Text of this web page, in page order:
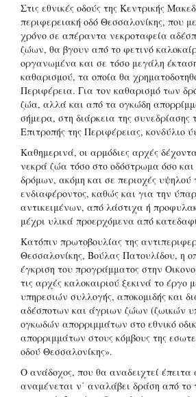
Στις εθνικές οδούς της Κεντρικής
περιφερειακή οδό Θεσσαλονίκης, που
χρόνο σε απέραντα νεκροταφεία
ζώων, θα βγουν από το φετινό
οργανωμένα και σε τόσο μεγάλη
καθαρισμού, τα οποία θα
Περιφέρεια. Για τον καθαρισμό των
ζώα, αλλά και από τα ογκώδη
σήμερα, στη διάρκεια της συνεδρίασης
Επιτροπής της Περιφέρειας, κονδύλιο
Καθημερινά, οι αρμόδιες αρχές
νεκρά ζώα τόσο στο οδόστρωμα όσο
δρόμων, ακόμη και σε περιοχές υψηλού
ενδιαφέροντος, καθώς και για την
αντικειμένων, από λάστιχα ή
μέχρι υλικά προερχόμενα από
Κατόπιν πρωτοβουλίας της
Θεσσαλονίκης, Βούλας Πατουλίδου, η
έγκριση του προγράμματος στην
τις αρχές καλοκαιριού ξεκινά το έργο
υπηρεσιών συλλογής, αποκομιδής και
αδέσποτων και άγριων ζώων (ζωικών
ογκωδών απορριμμάτων στο εθνικό
απορριμμάτων στους κόμβους της
οδού Θεσσαλονίκης».
Ο ανάδοχος, που θα αναδειχτεί έπειτα
αναμένεται ν΄ αναλάβει δράση από το